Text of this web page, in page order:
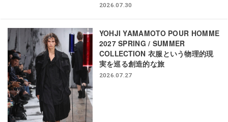
2026.07.30
YOHJI YAMAMOTO POUR HOMME
2027 SPRING / SUMMER
COLLECTION 衣服という物理的現
実を巡る創造的な旅
2026.07.27